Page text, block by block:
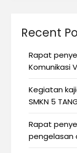
Recent
Rapat
Komunikasi
Kegiatan
SMKN 5
Rapat
pengelasan